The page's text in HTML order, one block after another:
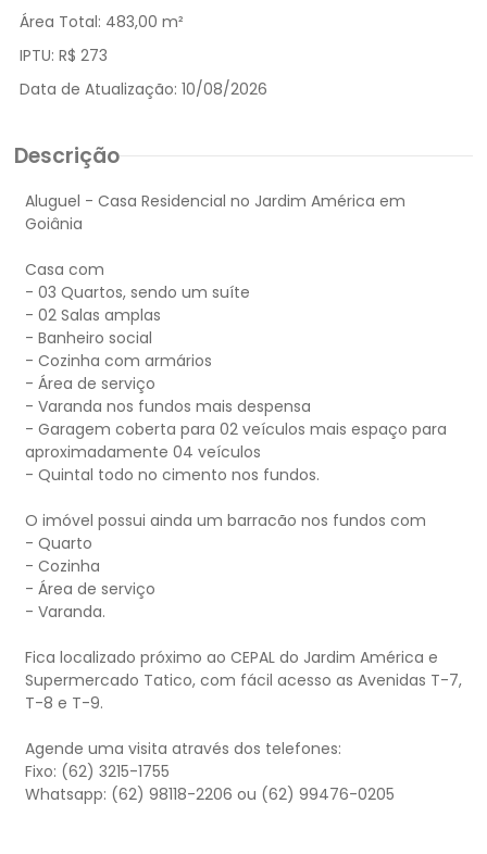
Área Total: 483,00 m²
IPTU: R$ 273
Data de Atualização: 10/08/2026
Descrição
Aluguel - Casa Residencial no Jardim América em
Goiânia
Casa com
- 03 Quartos, sendo um suíte
- 02 Salas amplas
- Banheiro social
- Cozinha com armários
- Área de serviço
- Varanda nos fundos mais despensa
- Garagem coberta para 02 veículos mais espaço para
aproximadamente 04 veículos
- Quintal todo no cimento nos fundos.
O imóvel possui ainda um barracão nos fundos com
- Quarto
- Cozinha
- Área de serviço
- Varanda.
Fica localizado próximo ao CEPAL do Jardim América e
Supermercado Tatico, com fácil acesso as Avenidas T-7,
T-8 e T-9.
Agende uma visita através dos telefones:
Fixo: (62) 3215-1755